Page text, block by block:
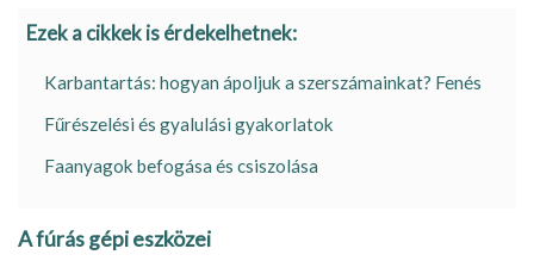
Ezek a cikkek is érdekelhetnek:
Karbantartás: hogyan ápoljuk a szerszámainkat? Fenés
Fűrészelési és gyalulási gyakorlatok
Faanyagok befogása és csiszolása
A fúrás gépi eszközei